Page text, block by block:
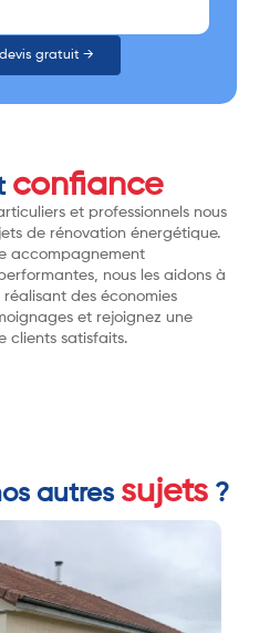
gratuit →
confiance
et professionnels nous
de rénovation énergétique.
accompagnement
nous les aidons à
des économies
et rejoignez une
clients satisfaits.
autres sujets ?